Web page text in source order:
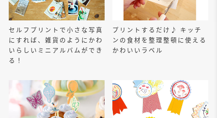
セルフプリントで小さな写真
にすれば、雑貨のようにかわ
いらしいミニアルバムができ
る！
プリントするだけ♪ キッチ
ンの食材を整理整頓に使える
かわいいラベル